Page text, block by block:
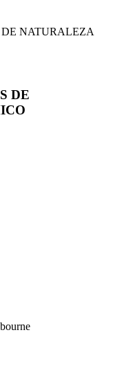
NATURALEZA
DE